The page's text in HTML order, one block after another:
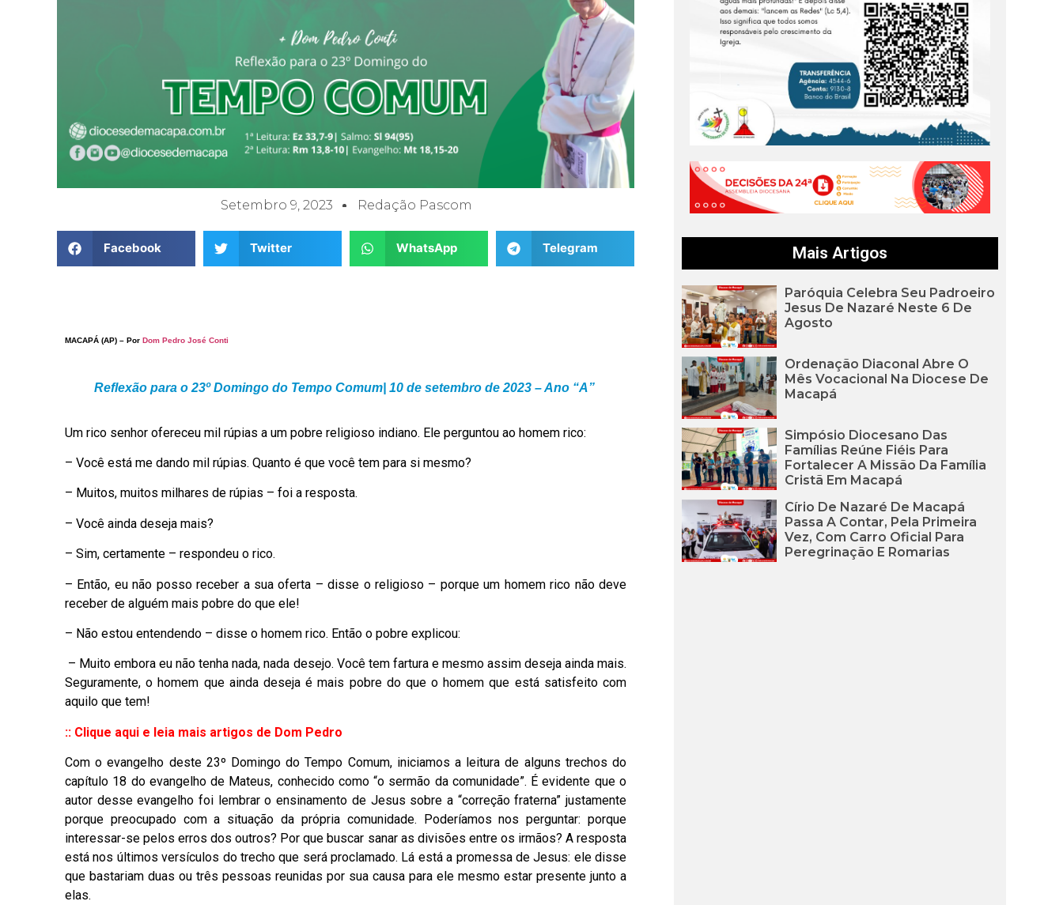
Setembro 9, 2023 Redação Pascom
Facebook Twitter WhatsApp Telegram
MACAPÁ (AP) – Por Dom Pedro José Conti
Reflexão para o 23º Domingo do Tempo Comum| 10 de setembro de 2023 – Ano “A”
Um rico senhor ofereceu mil rúpias a um pobre religioso indiano. Ele perguntou ao homem rico:
– Você está me dando mil rúpias. Quanto é que você tem para si mesmo?
– Muitos, muitos milhares de rúpias – foi a resposta.
– Você ainda deseja mais?
– Sim, certamente – respondeu o rico.
– Então, eu não posso receber a sua oferta – disse o religioso – porque um homem rico não deve
receber de alguém mais pobre do que ele!
– Não estou entendendo – disse o homem rico. Então o pobre explicou:
– Muito embora eu não tenha nada, nada desejo. Você tem fartura e mesmo assim deseja ainda mais.
Seguramente, o homem que ainda deseja é mais pobre do que o homem que está satisfeito com
aquilo que tem!
:: Clique aqui e leia mais artigos de Dom Pedro
Com o evangelho deste 23º Domingo do Tempo Comum, iniciamos a leitura de alguns trechos do
capítulo 18 do evangelho de Mateus, conhecido como “o sermão da comunidade”. É evidente que o
autor desse evangelho foi lembrar o ensinamento de Jesus sobre a “correção fraterna” justamente
porque preocupado com a situação da própria comunidade. Poderíamos nos perguntar: porque
interessar-se pelos erros dos outros? Por que buscar sanar as divisões entre os irmãos? A resposta
está nos últimos versículos do trecho que será proclamado. Lá está a promessa de Jesus: ele disse
que bastariam duas ou três pessoas reunidas por sua causa para ele mesmo estar presente junto a
elas.
Mais Artigos
Paróquia Celebra Seu Padroeiro
Jesus De Nazaré Neste 6 De
Agosto
Ordenação Diaconal Abre O
Mês Vocacional Na Diocese De
Macapá
Simpósio Diocesano Das
Famílias Reúne Fiéis Para
Fortalecer A Missão Da Família
Cristã Em Macapá
Círio De Nazaré De Macapá
Passa A Contar, Pela Primeira
Vez, Com Carro Oficial Para
Peregrinação E Romarias